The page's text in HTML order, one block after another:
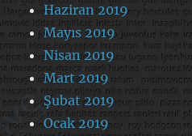
Haziran 2019
Mayıs 2019
Nisan 2019
Mart 2019
Şubat 2019
Ocak 2019